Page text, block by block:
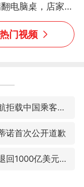
电脑桌，店家3
与机械臂损坏
门视频
被泰航拒载中国乘客：免费改签没兑现
诺首次公开道歉
美国退回1000亿美元关税